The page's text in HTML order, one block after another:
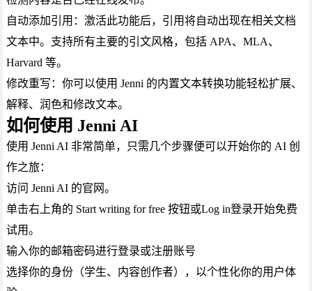
自动添加引用：激活此功能后，引用将自动出现在相关文档
文本中。支持所有主要的引文风格，包括 APA、MLA、
Harvard 等。
修改重写：你可以使用 Jenni 的内置文本转换功能轻松扩展、
解释、润色和修改文本。
如何使用 Jenni AI
使用 Jenni AI 非常简单，只需几个步骤便可以开始你的 AI 创
作之旅：
访问 Jenni AI 的官网。
单击右上角的 Start writing for free 按钮或Log in登录开始免费
试用。
输入你的邮箱密码进行登录或注册账号
选择你的身份（学生、内容创作者），以个性化你的用户体